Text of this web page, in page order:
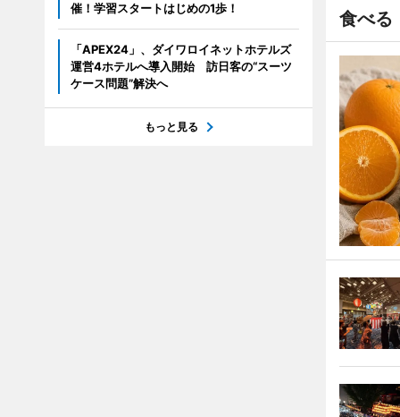
食べる
催！学習スタートはじめの1歩！
「APEX24」、ダイワロイネットホテルズ
運営4ホテルへ導入開始 訪日客の“スーツ
ケース問題”解決へ
もっと見る